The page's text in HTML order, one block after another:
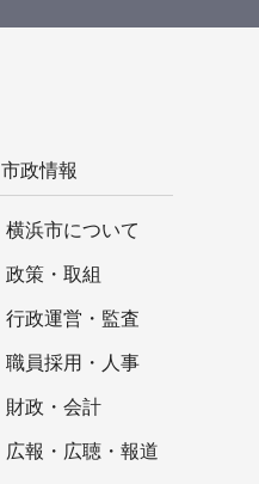
市政情報
横浜市について
政策・取組
行政運営・監査
職員採用・人事
財政・会計
広報・広聴・報道